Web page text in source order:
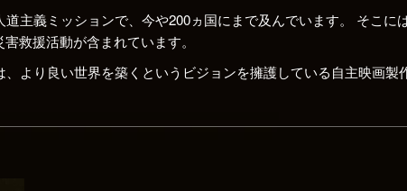
主義ミッションで、今や200ヵ国にまで及んでいます。 そこに
救援活動が含まれています。
より良い世界を築くというビジョンを擁護している自主映画製